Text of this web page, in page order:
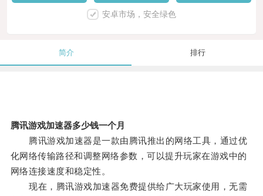
安卓市场，安全绿色
简介 排行
腾讯游戏加速器多少钱一个月
腾讯游戏加速器是一款由腾讯推出的网络工具，通过优
化网络传输路径和调整网络参数，可以提升玩家在游戏中的
网络连接速度和稳定性。
现在，腾讯游戏加速器免费提供给广大玩家使用，无需